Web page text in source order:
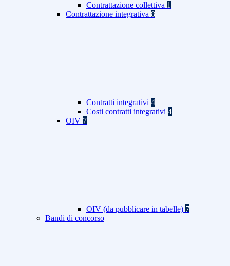
Contrattazione collettiva 1
Contrattazione integrativa 8
Contratti integrativi 4
Costi contratti integrativi 4
OIV 7
OIV (da pubblicare in tabelle) 7
Bandi di concorso